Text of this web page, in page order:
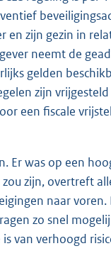
en zijn gezin in
neemt de
gelden
zijn vrijgesteld
een fiscale
Er was op een
zijn, overtreft
naar voren.
zo snel
van verhoogd